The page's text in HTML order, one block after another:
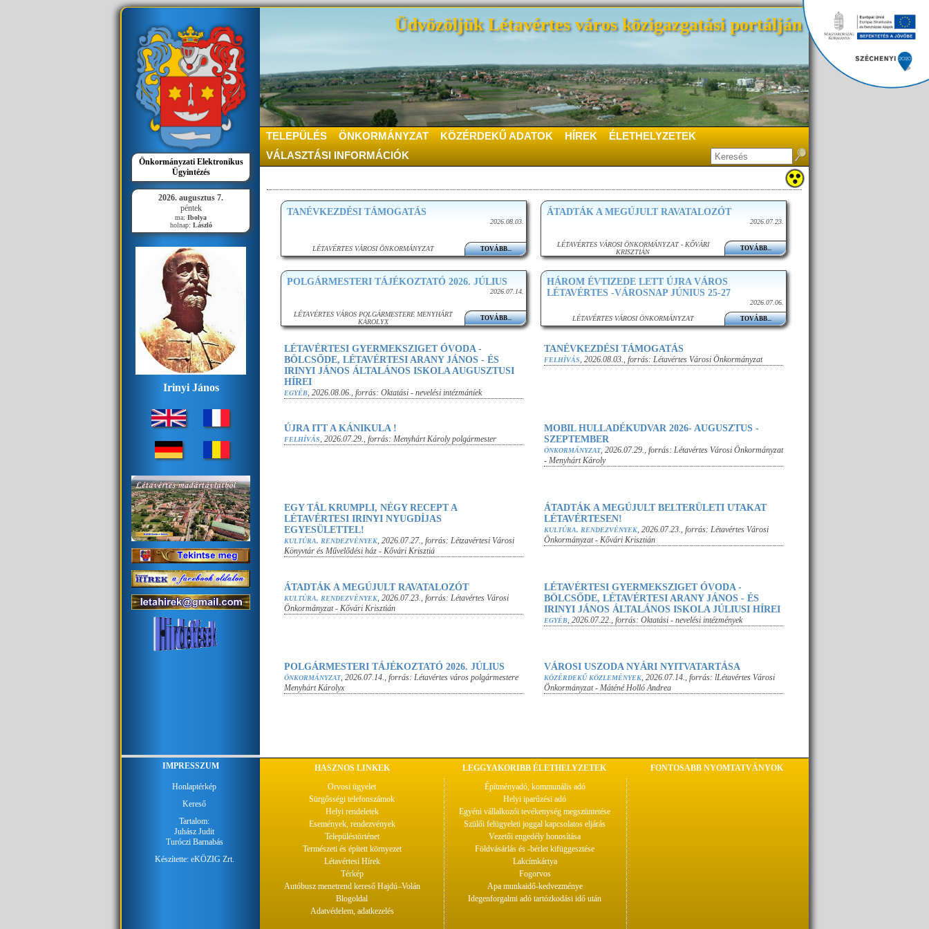
Önkormányzati Elektronikus
Ügyintézés
2026. augusztus 7.
péntek
ma: Ibolya
holnap: László
Irinyi János
Üdvözöljük Létavértes város közigazgatási portálján
TELEPÜLÉS ÖNKORMÁNYZAT KÖZÉRDEKŰ ADATOK HÍREK
ÉLETHELYZETEK
VÁLASZTÁSI INFORMÁCIÓK
TANÉVKEZDÉSI TÁMOGATÁS
2026.08.03.
LÉTAVÉRTES VÁROSI ÖNKORMÁNYZAT TOVÁBB...
ÁTADTÁK A MEGÚJULT RAVATALOZÓT
2026.07.23.
LÉTAVÉRTES VÁROSI ÖNKORMÁNYZAT - KŐVÁRI
KRISZTIÁN
TOVÁBB...
POLGÁRMESTERI TÁJÉKOZTATÓ 2026. JÚLIUS
2026.07.14.
LÉTAVÉRTES VÁROS POLGÁRMESTERE MENYHÁRT
KÁROLYX
TOVÁBB...
HÁROM ÉVTIZEDE LETT ÚJRA VÁROS
LÉTAVÉRTES -VÁROSNAP JÚNIUS 25-27
2026.07.06.
LÉTAVÉRTES VÁROSI ÖNKORMÁNYZAT TOVÁBB...
LÉTAVÉRTESI GYERMEKSZIGET ÓVODA -
BÖLCSŐDE, LÉTAVÉRTESI ARANY JÁNOS - ÉS
IRINYI JÁNOS ÁLTALÁNOS ISKOLA AUGUSZTUSI
HÍREI
EGYÉB, 2026.08.06., forrás: Oktatási - nevelési intézmáníek
TANÉVKEZDÉSI TÁMOGATÁS
FELHÍVÁS, 2026.08.03., forrás: Létavértes Városi Önkormányzat
ÚJRA ITT A KÁNIKULA !
FELHÍVÁS, 2026.07.29., forrás: Menyhárt Károly polgármester
MOBIL HULLADÉKUDVAR 2026- AUGUSZTUS -
SZEPTEMBER
ÖNKORMÁNYZAT, 2026.07.29., forrás: Létavértes Városi Önkormányzat
- Menyhárt Károly
EGY TÁL KRUMPLI, NÉGY RECEPT A
LÉTAVÉRTESI IRINYI NYUGDÍJAS
EGYESÜLETTEL!
KULTÚRA, RENDEZVÉNYEK, 2026.07.27., forrás: Létzavértesi Városi
Könyvtár és Művelődési ház - Kővári Krisztiá
ÁTADTÁK A MEGÚJULT BELTERÜLETI UTAKAT
LÉTAVÉRTESEN!
KULTÚRA, RENDEZVÉNYEK, 2026.07.23., forrás: Létavértes Városi
Önkormányzat - Kővári Krisztián
ÁTADTÁK A MEGÚJULT RAVATALOZÓT
KULTÚRA, RENDEZVÉNYEK, 2026.07.23., forrás: Létavértes Városi
Önkormányzat - Kővári Krisztián
LÉTAVÉRTESI GYERMEKSZIGET ÓVODA -
BÖLCSŐDE, LÉTAVÉRTESI ARANY JÁNOS - ÉS
IRINYI JÁNOS ÁLTALÁNOS ISKOLA JÚLIUSI HÍREI
EGYÉB, 2026.07.22., forrás: Oktatási - nevelési intézmények
POLGÁRMESTERI TÁJÉKOZTATÓ 2026. JÚLIUS
ÖNKORMÁNYZAT, 2026.07.14., forrás: Létavértes város polgármestere
Menyhárt Károlyx
VÁROSI USZODA NYÁRI NYITVATARTÁSA
KÖZÉRDEKŰ KÖZLEMÉNYEK, 2026.07.14., forrás: lLétavértes Városi
Önkormányzat - Máténé Holló Andrea
IMPRESSZUM
Honlaptérkép
Kereső
Tartalom:
Juhász Judit
Turóczi Barnabás
Készítette: eKÖZIG Zrt.
HASZNOS LINKEK LEGGYAKORIBB ÉLETHELYZETEK
FONTOSABB NYOMTATVÁNYOK
Orvosi ügyelet
Sürgősségi telefonszámok
Helyi rendeletek
Események, rendezvények
Településtörténet
Természeti és épített környezet
Létavértesi Hírek
Térkép
Autóbusz menetrend kereső Hajdú–Volán
Blogoldal
Adatvédelem, adatkezelés
Építményadó, kommunális adó
Helyi iparűzési adó
Egyéni vállalkozói tevékenység megszüntetése
Szülői felügyeleti joggal kapcsolatos eljárás
Vezetői engedély honosítása
Földvásárlás és -bérlet kifüggesztése
Lakcímkártya
Fogorvos
Apa munkaidő-kedvezménye
Idegenforgalmi adó tartózkodási idő után